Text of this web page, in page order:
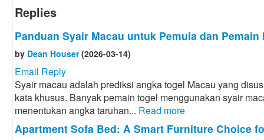
Replies
Panduan Syair Macau untuk Pemula dan
by Dean Houser(2026-03-14)
Email Reply
Syair macau adalah prediksi angka togel Macau yang
kata khusus. Banyak pemain togel menggunakan syair
menentukan angka taruhan... Read more
Apartment Sofa Bed: A Smart Furniture Choice